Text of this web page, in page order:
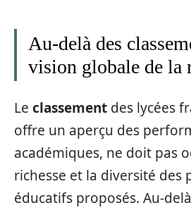
Au-delà des
vision globale de la
Le classement des lycées
offre un aperçu des
académiques, ne doit pas
richesse et la diversité des
éducatifs proposés. Au-